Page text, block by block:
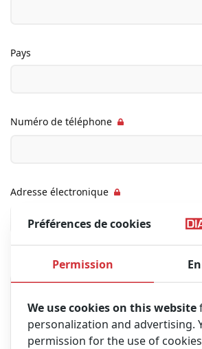
Pays
Numéro de téléphone
Adresse électronique
Préférences de cookies
Permission
We use cookies on this website
personalization and advertising.
permission for the use of